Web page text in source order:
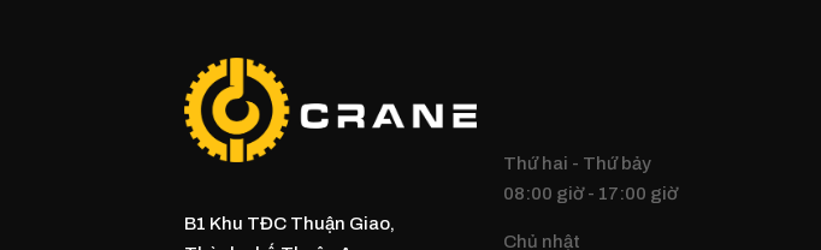
B1 Khu TĐC Thuận Giao,
Thứ hai - Thứ bảy
08:00 giờ - 17:00 giờ
Chủ nhật